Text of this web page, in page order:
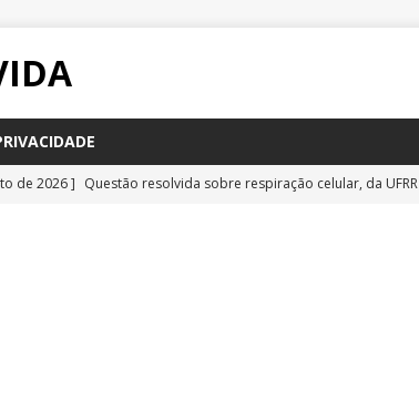
de 2026 ] Questão resolvida sobre respiração celular, da UFRR